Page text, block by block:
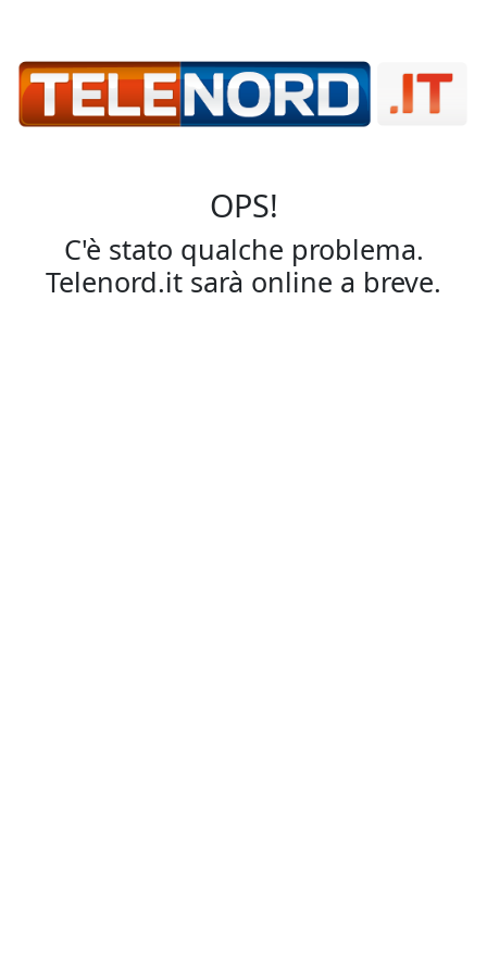
OPS!
C'è stato qualche problema.
Telenord.it sarà online a breve.